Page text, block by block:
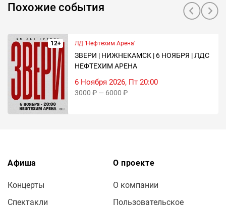
Похожие события
12+ ЛД 'Нефтехим Арена'
ЗВЕРИ | НИЖНЕКАМСК | 6 НОЯБРЯ | ЛДС
НЕФТЕХИМ АРЕНА
6 Ноября 2026, Пт 20:00
3000 ₽ — 6000 ₽
Афиша
Концерты
Спектакли
О проекте
О компании
Пользовательское